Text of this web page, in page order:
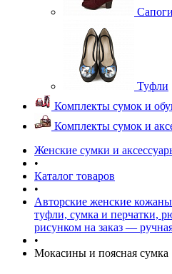
Сапоги
Туфли
Комплекты сумок и
Комплекты сумок и
Женские сумки и
•
Каталог товаров
•
Авторские женские
туфли, сумка и перчатки,
рисунком на заказ —
•
Мокасины и поясная